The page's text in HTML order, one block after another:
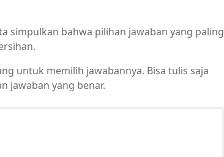
simpulkan bahwa pilihan jawaban yang paling
untuk memilih jawabannya. Bisa tulis saja
jawaban yang benar.